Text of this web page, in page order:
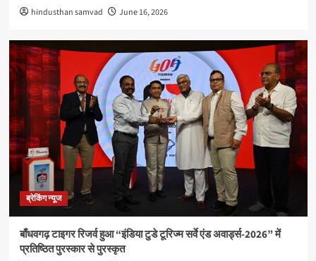
5
क्षेत्रीय
राधिका टाउन फेज-2 का शुभारंभ, आधुनिक सुविधाओं के साथ
मिलेगा सपनों के घर का अवसर
hindusthan samvad June 16, 2026
ब्रेकिंग न्यूज
बाँधवगढ़ टाइगर रिजर्व हुआ “इंडिया टुडे टूरिज्म सर्वे एंड अवार्ड्स-2026” में
प्रतिष्ठित पुरस्कार से पुरस्कृत